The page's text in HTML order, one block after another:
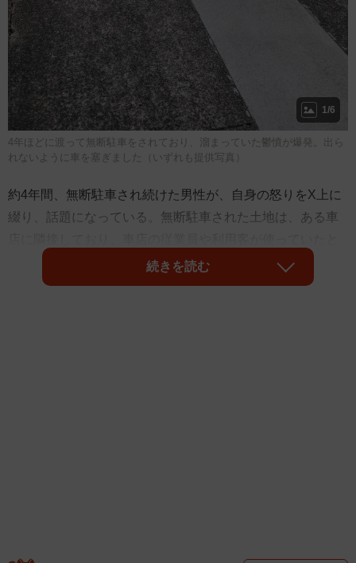
1/6
4年ほどに渡って無断駐車をされており、溜まっていた鬱憤が爆発。出ら
れないように車を塞ぎました（いずれも提供写真）
約4年間、無断駐車され続けた男性が、自身の怒りをX上に
綴り、話題になっている。無断駐車された土地は、ある車
いう。男性は店側に何度も注意したが、改善されず。今年3
月末には、ある事態に発展。男性は、相手の車を出られな
続きを読む